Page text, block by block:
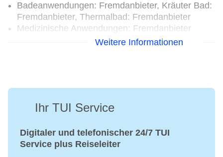
Badeanwendungen: Fremdanbieter, Kräuter Bad:
Fremdanbieter, Thermalbad: Fremdanbieter
Medizinische Anwendungen: Fremdanbieter
Beauty-/Kosmetikcenter „Beauty Treatments“:
Fremdanbieter, Maniküre: Fremdanbieter,
Ayurvedazentrum: Fremdanbieter, täglich
Bei All Inclusive inklusive
Dampfbad, Hamam
Weitere Informationen
Ihr TUI Service
Digitaler und telefonischer 24/7 TUI
Service plus Reiseleiter